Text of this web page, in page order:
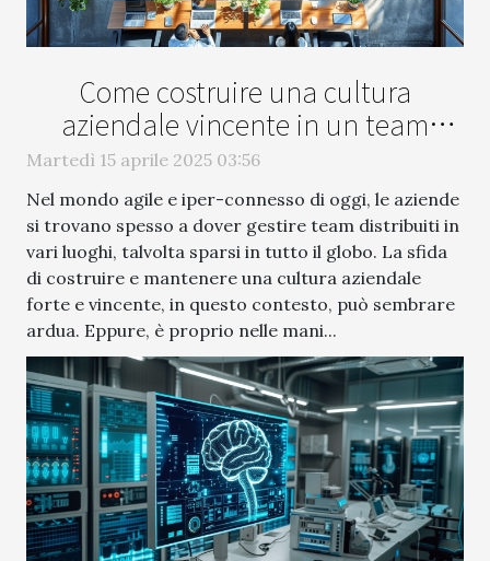
Come costruire una cultura
aziendale vincente in un team
remoto
Martedì 15 aprile 2025 03:56
Nel mondo agile e iper-connesso di oggi, le aziende
si trovano spesso a dover gestire team distribuiti in
vari luoghi, talvolta sparsi in tutto il globo. La sfida
di costruire e mantenere una cultura aziendale
forte e vincente, in questo contesto, può sembrare
ardua. Eppure, è proprio nelle mani...